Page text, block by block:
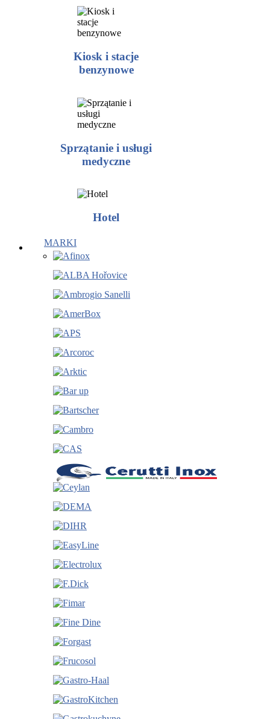
Kiosk i stacje
benzynowe
Sprzątanie i usługi
medyczne
Hotel
MARKI